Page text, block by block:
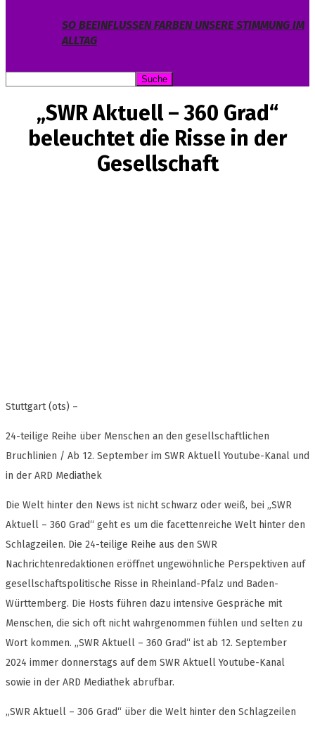
SO BEEINFLUSSEN FARBEN UNSERE STIMMUNG IM
ALLTAG
„SWR Aktuell – 360 Grad“
beleuchtet die Risse in der
Gesellschaft
Stuttgart (ots) –
24-teilige Reihe über Menschen an den gesellschaftlichen
Bruchlinien / Ab 12. September im SWR Aktuell Youtube-Kanal und
in der ARD Mediathek
Die Welt hinter den News ist nicht schwarz oder weiß, bei „SWR
Aktuell – 360 Grad“ geht es um die facettenreiche Welt hinter den
Schlagzeilen. Die 24-teilige Reihe aus den SWR
Nachrichtenredaktionen eröffnet ungewöhnliche Perspektiven auf
gesellschaftspolitische Risse in Rheinland-Pfalz und Baden-
Württemberg. Die Hosts führen dazu intensive Gespräche mit
Menschen, die sich oft nicht wahrgenommen fühlen und selten zu
Wort kommen. „SWR Aktuell – 360 Grad“ ist ab 12. September
2024 immer donnerstags auf dem SWR Aktuell Youtube-Kanal
sowie in der ARD Mediathek abrufbar.
„SWR Aktuell – 306 Grad“ über die Welt hinter den Schlagzeilen